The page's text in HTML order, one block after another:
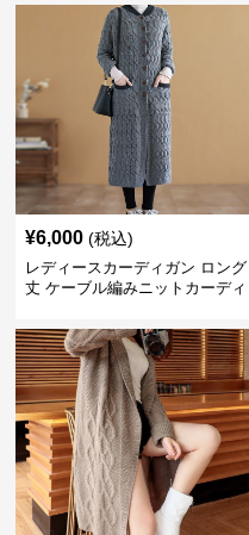
¥6,000 (税込)
レディースカーディガン ロング
丈 ケーブル編みニットカーディ